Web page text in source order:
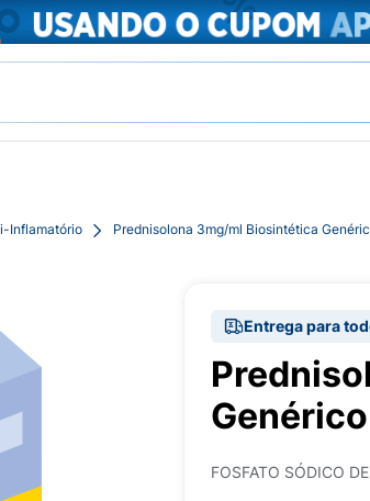
Inflamatório Prednisolona 3mg/ml Biosintética
Entrega para
FOSFATO SÓDICO